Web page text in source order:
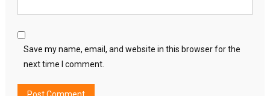
Save my name, email, and website in this browser for the
next time I comment.